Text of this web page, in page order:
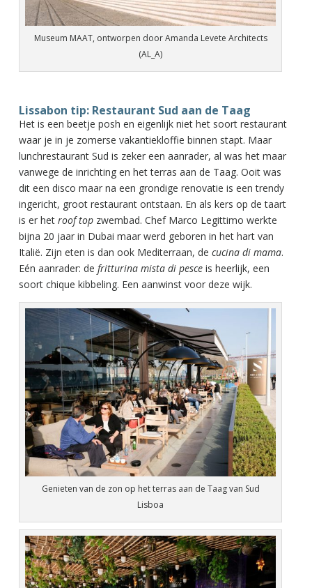
Museum MAAT, ontworpen door Amanda Levete Architects
(AL_A)
Lissabon tip: Restaurant Sud aan de Taag
Het is een beetje posh en eigenlijk niet het soort restaurant
waar je in je zomerse vakantiekloffie binnen stapt. Maar
lunchrestaurant Sud is zeker een aanrader, al was het maar
vanwege de inrichting en het terras aan de Taag. Ooit was
dit een disco maar na een grondige renovatie is een trendy
ingericht, groot restaurant ontstaan. En als kers op de taart
is er het roof topzwembad. Chef Marco Legittimo werkte
bijna 20 jaar in Dubai maar werd geboren in het hart van
Italië. Zijn eten is dan ook Mediterraan, de cucina di mama.
Eén aanrader: de fritturina mista di pesceis heerlijk, een
soort chique kibbeling. Een aanwinst voor deze wijk.
Genieten van de zon op het terras aan de Taag van Sud
Lisboa